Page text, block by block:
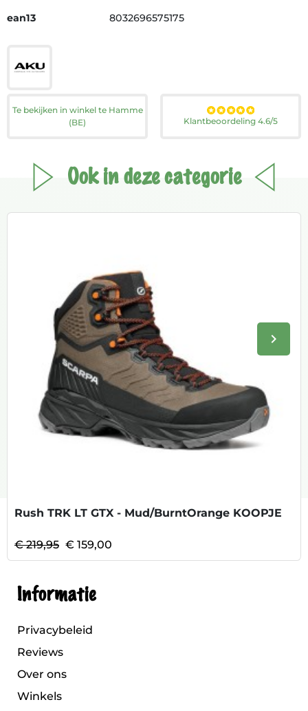
ean13 8032696575175
Te bekijken in winkel te Hamme
(BE)
Klantbeoordeling 4.6/5
Ook in deze categorie
keyboard_arrow_right
Rush TRK LT GTX - Mud/BurntOrange KOOPJE
€ 219,95 € 159,00
Informatie
Privacybeleid
Reviews
Over ons
Winkels